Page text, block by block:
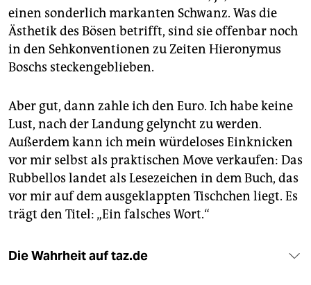
einen sonderlich markanten Schwanz. Was die
Ästhetik des Bösen betrifft, sind sie offenbar noch
in den Sehkonventionen zu Zeiten Hieronymus
Boschs steckengeblieben.
Aber gut, dann zahle ich den Euro. Ich habe keine
Lust, nach der Landung gelyncht zu werden.
Außerdem kann ich mein würdeloses Einknicken
vor mir selbst als praktischen Move verkaufen: Das
Rubbellos landet als Lesezeichen in dem Buch, das
vor mir auf dem ausgeklappten Tischchen liegt. Es
trägt den Titel: „Ein falsches Wort.“
Die Wahrheit auf taz.de